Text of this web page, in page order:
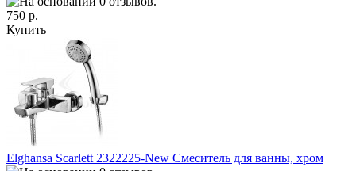
750 р.
Купить
Elghansa Scarlett 2322225-New Смеситель для ванны, хром